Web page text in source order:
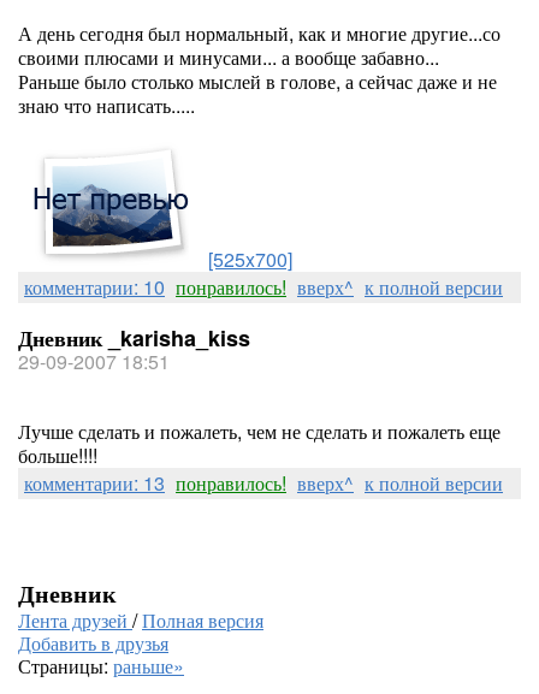
А день сегодня был нормальный, как и многие другие...со
своими плюсами и минусами... а вообще забавно...
Раньше было столько мыслей в голове, а сейчас даже и не
знаю что написать.....
[525x700]
комментарии: 10 понравилось! вверх^ к полной версии
Дневник _karisha_kiss
29-09-2007 18:51
Лучше сделать и пожалеть, чем не сделать и пожалеть еще
больше!!!!
комментарии: 13 понравилось! вверх^ к полной версии
Дневник
Лента друзей /Полная версия
Добавить в друзья
Страницы: раньше»